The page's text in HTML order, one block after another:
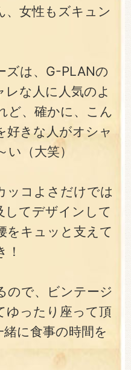
、女性もズキュン
ズは、G-PLANの
な人に人気のよ
ど、確かに、こん
好きな人がオシャ
（大笑）
ッコよさだけでは
してデザインして
をキュッと支えて
！
ので、ビンテージ
ゆったり座って頂
に食事の時間を